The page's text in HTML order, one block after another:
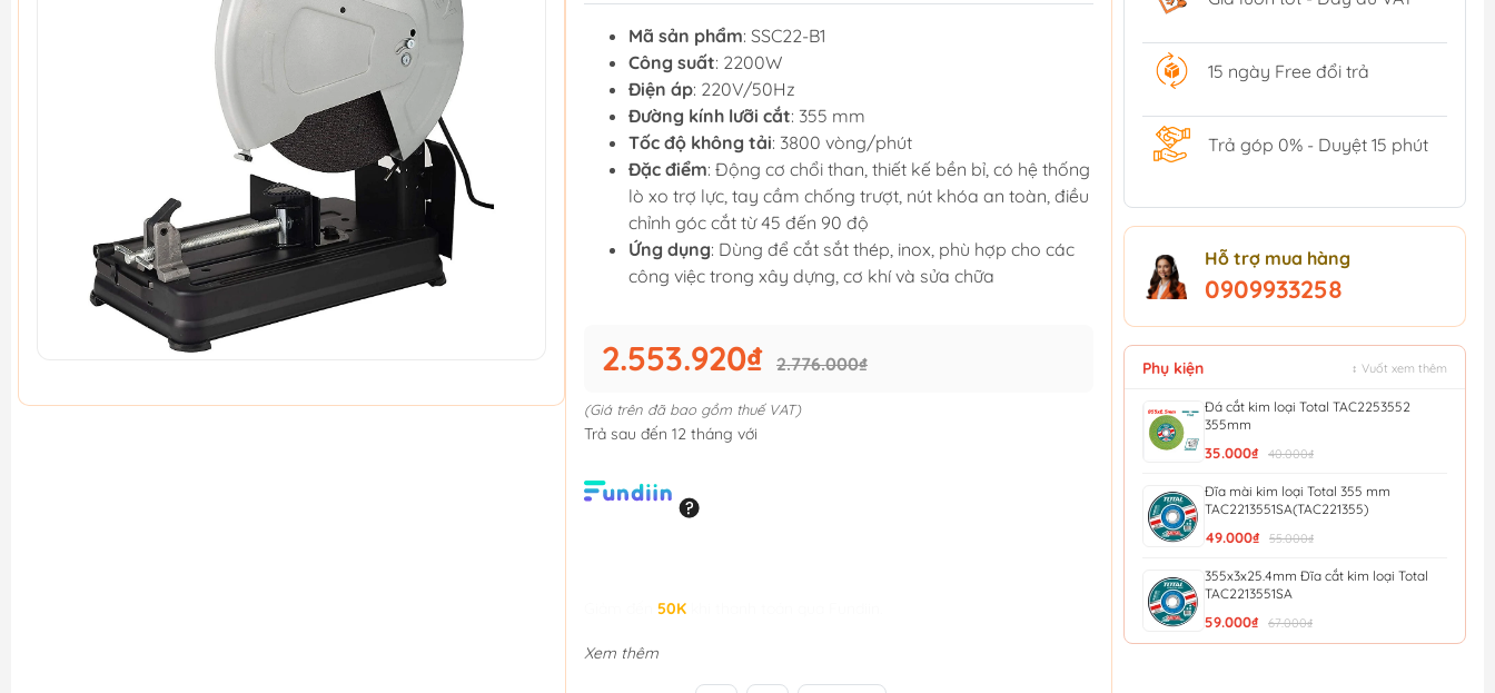
Mã sản phẩm: SSC22-B1
Công suất: 2200W
Điện áp: 220V/50Hz
Đường kính lưỡi cắt: 355 mm
Tốc độ không tải: 3800 vòng/phút
Đặc điểm: Động cơ chổi than, thiết kế bền bỉ, có hệ thống
lò xo trợ lực, tay cầm chống trượt, nút khóa an toàn, điều
chỉnh góc cắt từ 45 đến 90 độ
Ứng dụng: Dùng để cắt sắt thép, inox, phù hợp cho các
công việc trong xây dựng, cơ khí và sửa chữa
2.553.920₫ 2.776.000₫
(Giá trên đã bao gồm thuế VAT)
Trả sau đến 12 tháng với
50K
Xem thêm
15 ngày Free đổi trả
Trả góp 0% - Duyệt 15 phút
Hỗ trợ mua hàng
0909933258
Phụ kiện ↕ Vuốt xem thêm
Đá cắt kim loại Total TAC2253552
355mm
35.000₫ 40.000₫
Đĩa mài kim loại Total 355 mm
TAC2213551SA(TAC221355)
49.000₫ 55.000₫
355x3x25.4mm Đĩa cắt kim loại Total
TAC2213551SA
59.000₫ 67.000₫